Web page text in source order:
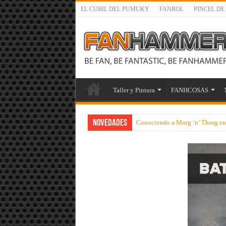
EL CUBIL DEL PUMUKY FANROL PINCEL DE
Taller y Pintura FANHCOSAS
NOVEDADES Conociendo a Morg ‘n’ Thorg
Avance Miniaturil – Genial